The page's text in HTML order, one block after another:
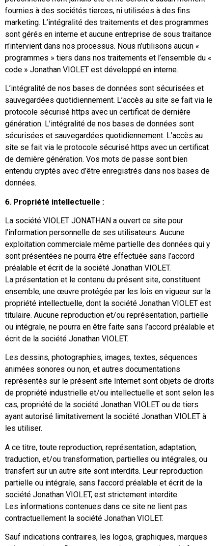
fournies à des sociétés tierces, ni utilisées à des fins
marketing. L’intégralité des traitements et des programmes
sont gérés en interne et aucune entreprise de sous traitance
n’intervient dans nos processus. Nous n’utilisons aucun «
programmes » tiers dans nos traitements et l’ensemble du «
code » Jonathan VIOLET est développé en interne.
L’intégralité de nos bases de données sont sécurisées et
sauvegardées quotidiennement. L’accès au site se fait via le
protocole sécurisé https avec un certificat de dernière
génération. L’intégralité de nos bases de données sont
sécurisées et sauvegardées quotidiennement. L’accès au
site se fait via le protocole sécurisé https avec un certificat
de dernière génération. Vos mots de passe sont bien
entendu cryptés avec d’être enregistrés dans nos bases de
données.
6. Propriété intellectuelle :
La société VIOLET JONATHAN a ouvert ce site pour
l’information personnelle de ses utilisateurs. Aucune
exploitation commerciale même partielle des données qui y
sont présentées ne pourra être effectuée sans l’accord
préalable et écrit de la société Jonathan VIOLET.
La présentation et le contenu du présent site, constituent
ensemble, une œuvre protégée par les lois en vigueur sur la
propriété intellectuelle, dont la société Jonathan VIOLET est
titulaire. Aucune reproduction et/ou représentation, partielle
ou intégrale, ne pourra en être faite sans l’accord préalable et
écrit de la société Jonathan VIOLET.
Les dessins, photographies, images, textes, séquences
animées sonores ou non, et autres documentations
représentés sur le présent site Internet sont objets de droits
de propriété industrielle et/ou intellectuelle et sont selon les
cas, propriété de la société Jonathan VIOLET ou de tiers
ayant autorisé limitativement la société Jonathan VIOLET à
les utiliser.
A ce titre, toute reproduction, représentation, adaptation,
traduction, et/ou transformation, partielles ou intégrales, ou
transfert sur un autre site sont interdits. Leur reproduction
partielle ou intégrale, sans l’accord préalable et écrit de la
société Jonathan VIOLET, est strictement interdite.
Les informations contenues dans ce site ne lient pas
contractuellement la société Jonathan VIOLET.
Sauf indications contraires, les logos, graphiques, marques